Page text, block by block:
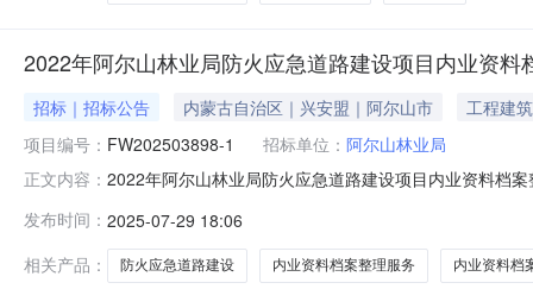
2022年阿尔山林业局防火应急道路建设项目内业资料
招标｜招标公告 内蒙古自治区｜兴安盟｜阿尔山市
工程建筑
项目编号： FW202503898-1 招标单位： 阿尔山林业局
正文内容： 2022年阿尔山林业局防火应急道路建设项目内业资料档
台不强制挂牌机构（单位）提供退换服务。采购公告
FW202503898-1项目
发布时间： 2025-07-29 18:06
相关产品：
防火应急道路建设 内业资料档案整理服务 内业资料档